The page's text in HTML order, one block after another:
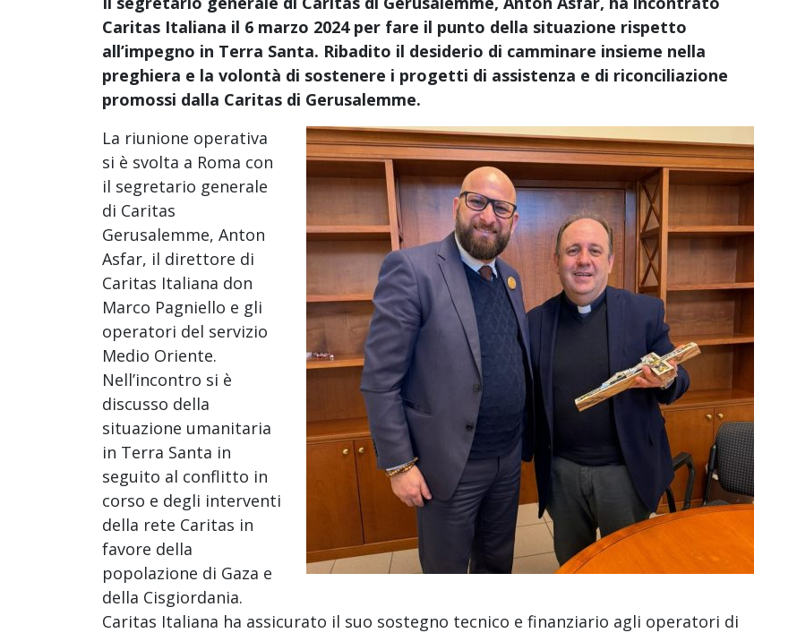
Caritas Italiana il 6 marzo 2024 per fare il punto della situazione rispetto
all’impegno in Terra Santa. Ribadito il desiderio di camminare insieme nella
preghiera e la volontà di sostenere i progetti di assistenza e di riconciliazione
promossi dalla Caritas di Gerusalemme.
La riunione operativa
si è svolta a Roma con
il segretario generale
di Caritas
Gerusalemme, Anton
Asfar, il direttore di
Caritas Italiana don
Marco Pagniello e gli
operatori del servizio
Medio Oriente.
Nell’incontro si è
discusso della
situazione umanitaria
in Terra Santa in
seguito al conflitto in
corso e degli interventi
della rete Caritas in
favore della
popolazione di Gaza e
della Cisgiordania.
Caritas Italiana ha assicurato il suo sostegno tecnico e finanziario agli operatori di